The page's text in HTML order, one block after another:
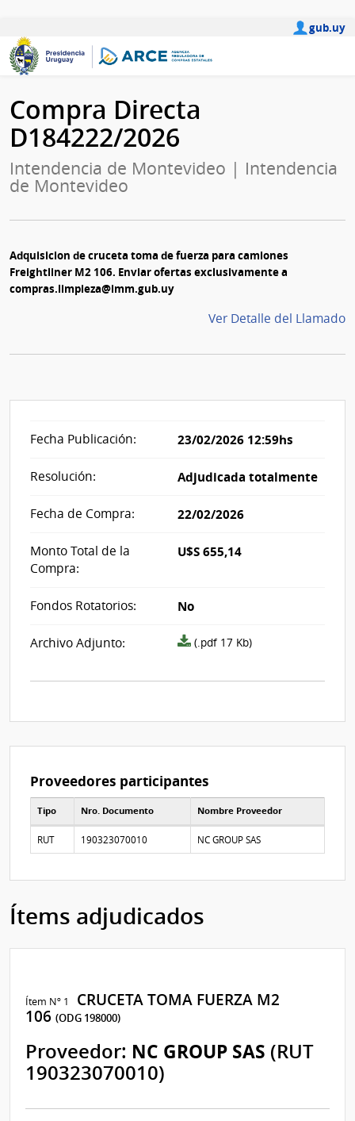
gub.uy
Compra Directa
D184222/2026
Intendencia de Montevideo | Intendencia
de Montevideo
Adquisicion de cruceta toma de fuerza para camiones
Freightliner M2 106. Enviar ofertas exclusivamente a
compras.limpieza@imm.gub.uy
Ver Detalle del Llamado
Fecha Publicación: 23/02/2026 12:59hs
Resolución: Adjudicada totalmente
Fecha de Compra: 22/02/2026
Monto Total de la
Compra:
U$S 655,14
Fondos Rotatorios: No
Archivo Adjunto:
Archivo
acta_i485651.pdf
(.pdf 17 Kb)
Proveedores participantes
Tipo Nro. Documento Nombre Proveedor
RUT 190323070010 NC GROUP SAS
Ítems adjudicados
Ítem Nº 1
CRUCETA TOMA FUERZA M2
106(ODG 198000)
Proveedor: NC GROUP SAS (RUT
190323070010)